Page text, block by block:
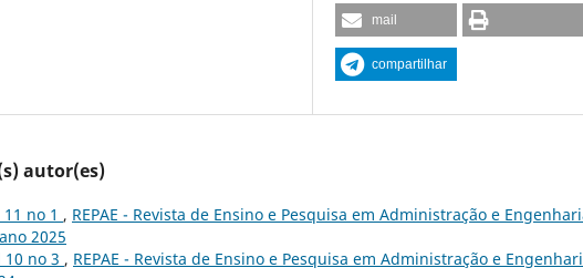
mail
compartilhar
autor(es)
no 1 , REPAE - Revista de Ensino e Pesquisa em Administração e
2025
10 no 3 , REPAE - Revista de Ensino e Pesquisa em Administração e